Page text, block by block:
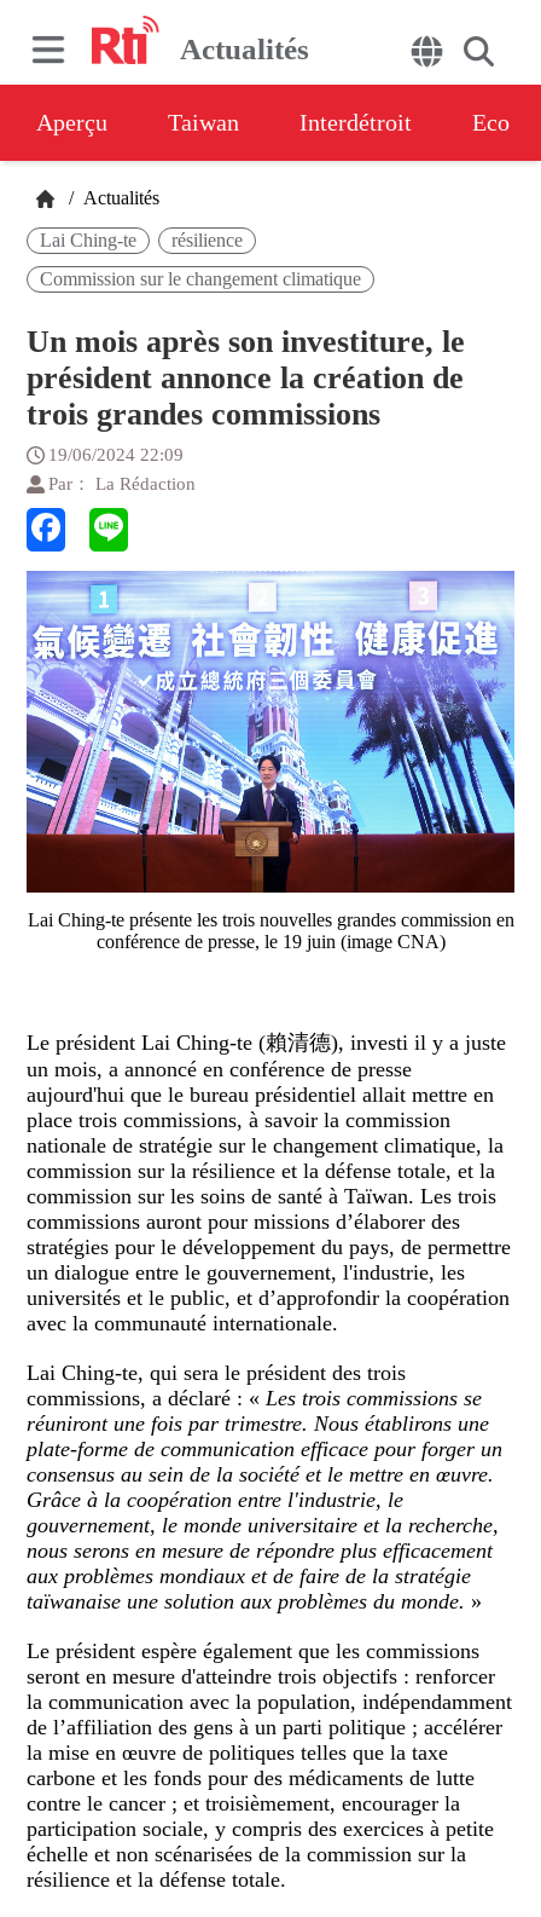
Actualités
Aperçu Taiwan Interdétroit Eco
/ Actualités
Lai Ching-te
résilience
Commission sur le changement climatique
Un mois après son investiture, le
président annonce la création de
trois grandes commissions
19/06/2024 22:09
Par： La Rédaction
Lai Ching-te présente les trois nouvelles grandes commission en
conférence de presse, le 19 juin (image CNA)
Le président Lai Ching-te (賴清德), investi il y a juste
un mois, a annoncé en conférence de presse
aujourd'hui que le bureau présidentiel allait mettre en
place trois commissions, à savoir la commission
nationale de stratégie sur le changement climatique, la
commission sur la résilience et la défense totale, et la
commission sur les soins de santé à Taïwan. Les trois
commissions auront pour missions d’élaborer des
stratégies pour le développement du pays, de permettre
un dialogue entre le gouvernement, l'industrie, les
universités et le public, et d’approfondir la coopération
avec la communauté internationale.
Lai Ching-te, qui sera le président des trois
commissions, a déclaré : « Les trois commissions se
réuniront une fois par trimestre. Nous établirons une
plate-forme de communication efficace pour forger un
consensus au sein de la société et le mettre en œuvre.
Grâce à la coopération entre l'industrie, le
gouvernement, le monde universitaire et la recherche,
nous serons en mesure de répondre plus efficacement
aux problèmes mondiaux et de faire de la stratégie
taïwanaise une solution aux problèmes du monde. »
Le président espère également que les commissions
seront en mesure d'atteindre trois objectifs : renforcer
la communication avec la population, indépendamment
de l’affiliation des gens à un parti politique ; accélérer
la mise en œuvre de politiques telles que la taxe
carbone et les fonds pour des médicaments de lutte
contre le cancer ; et troisièmement, encourager la
participation sociale, y compris des exercices à petite
échelle et non scénarisées de la commission sur la
résilience et la défense totale.